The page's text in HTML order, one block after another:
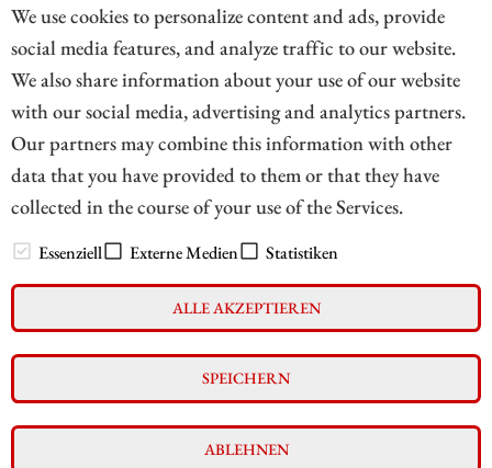
We use cookies to personalize content and ads, provide
social media features, and analyze traffic to our website.
We also share information about your use of our website
with our social media, advertising and analytics partners.
Our partners may combine this information with other
data that you have provided to them or that they have
collected in the course of your use of the Services.
Essenziell Externe Medien Statistiken
ALLE AKZEPTIEREN
SPEICHERN
ABLEHNEN
verloren, aber zuletzt eine belastende Nachricht einfach
abgeschüttelt.
ZUM KOMMENTAR
// zukunftsbilanzen.de 2026
Impressum
Datenschutz
Interessenskonflikt & Risikohinweis
Nutzungsbedingungen